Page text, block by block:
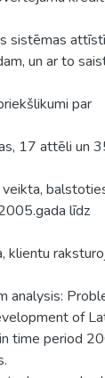
sistēmas
un ar to
par
17 attēli un
līdz
klientu
analysis:
of
time period